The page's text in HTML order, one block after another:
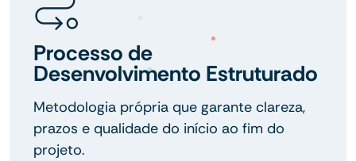
Processo de
Desenvolvimento Estruturado
Metodologia própria que garante clareza,
prazos e qualidade do início ao fim do
projeto.